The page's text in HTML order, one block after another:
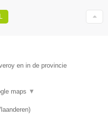
en in de provincie
maps ▼
)